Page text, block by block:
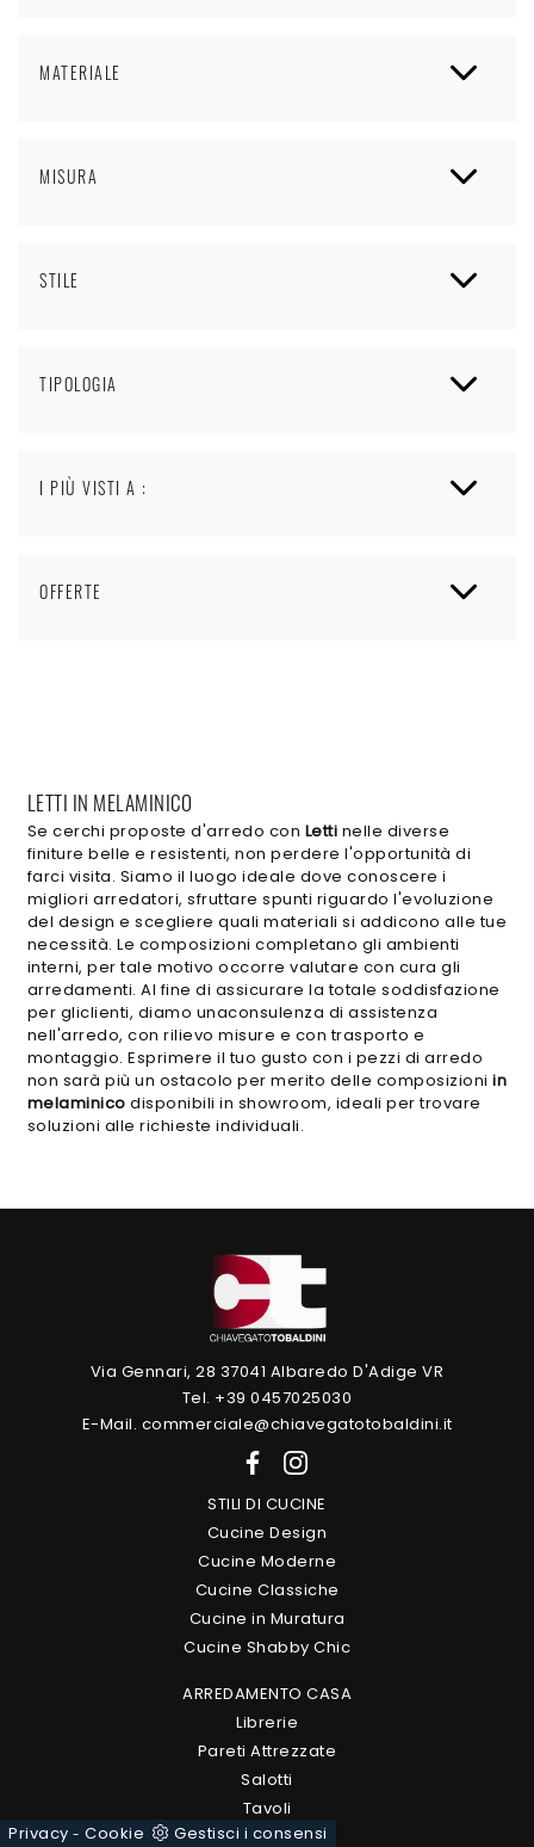
MATERIALE
MISURA
STILE
TIPOLOGIA
I PIÙ VISTI A :
OFFERTE
LETTI IN MELAMINICO
Se cerchi proposte d'arredo con Letti nelle diverse
finiture belle e resistenti, non perdere l'opportunità di
farci visita. Siamo il luogo ideale dove conoscere i
migliori arredatori, sfruttare spunti riguardo l'evoluzione
del design e scegliere quali materiali si addicono alle tue
necessità. Le composizioni completano gli ambienti
interni, per tale motivo occorre valutare con cura gli
arredamenti. Al fine di assicurare la totale soddisfazione
per gliclienti, diamo unaconsulenza di assistenza
nell'arredo, con rilievo misure e con trasporto e
montaggio. Esprimere il tuo gusto con i pezzi di arredo
non sarà più un ostacolo per merito delle composizioni in
melaminico disponibili in showroom, ideali per trovare
soluzioni alle richieste individuali.
Via Gennari, 28 37041 Albaredo D'Adige VR
Tel. +39 0457025030
E-Mail. commerciale@chiavegatotobaldini.it
STILI DI CUCINE
Cucine Design
Cucine Moderne
Cucine Classiche
Cucine in Muratura
Cucine Shabby Chic
ARREDAMENTO CASA
Librerie
Pareti Attrezzate
Salotti
Tavoli
Arredo Bagno
Privacy - Cookie Gestisci i consensi